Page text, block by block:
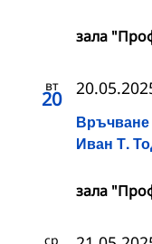
зала
вт
20
Връчване
Иван Т.
зала
ср